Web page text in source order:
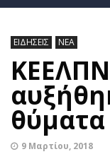
ΕΙΔΗΣΕΙΣ ΝΕΑ
θύματα
9 Μαρτίου, 2018